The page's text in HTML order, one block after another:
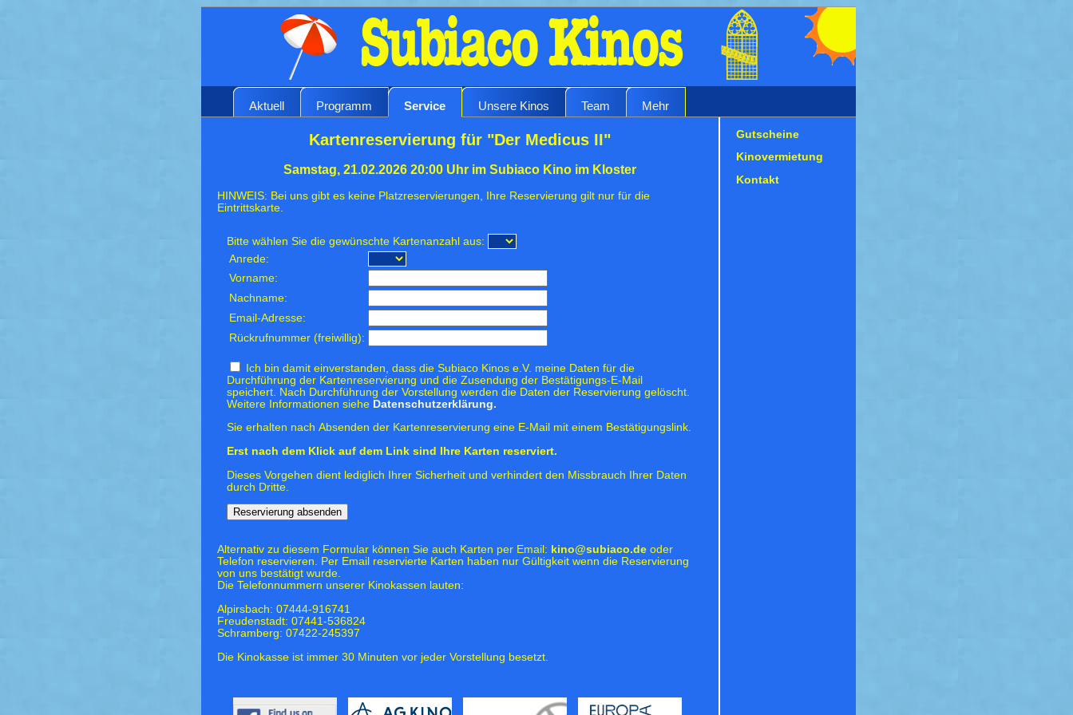
Aktuell Programm Service Unsere Kinos Team Mehr
Kartenreservierung für "Der Medicus II"
Samstag, 21.02.2026 20:00 Uhr im Subiaco Kino im Kloster
HINWEIS: Bei uns gibt es keine Platzreservierungen, Ihre Reservierung gilt nur für die
Eintrittskarte.
Bitte wählen Sie die gewünschte Kartenanzahl aus:
Anrede:
Vorname:
Nachname:
Email-Adresse:
Rückrufnummer (freiwillig):
Ich bin damit einverstanden, dass die Subiaco Kinos e.V. meine Daten für die
Durchführung der Kartenreservierung und die Zusendung der Bestätigungs-E-Mail
speichert. Nach Durchführung der Vorstellung werden die Daten der Reservierung gelöscht.
Weitere Informationen siehe Datenschutzerklärung.
Sie erhalten nach Absenden der Kartenreservierung eine E-Mail mit einem Bestätigungslink.
Erst nach dem Klick auf dem Link sind Ihre Karten reserviert.
Dieses Vorgehen dient lediglich Ihrer Sicherheit und verhindert den Missbrauch Ihrer Daten
durch Dritte.
Alternativ zu diesem Formular können Sie auch Karten per Email: kino@subiaco.de oder
Telefon reservieren. Per Email reservierte Karten haben nur Gültigkeit wenn die Reservierung
von uns bestätigt wurde.
Die Telefonnummern unserer Kinokassen lauten:
Alpirsbach: 07444-916741
Freudenstadt: 07441-536824
Schramberg: 07422-245397
Die Kinokasse ist immer 30 Minuten vor jeder Vorstellung besetzt.
Gutscheine
Kinovermietung
Kontakt